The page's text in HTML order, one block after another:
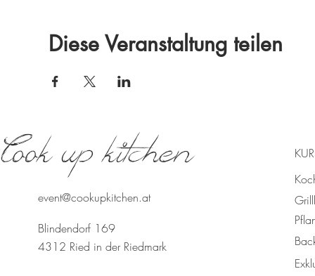
Diese Veranstaltung teilen
Cook up kitchen
event@cookupkitchen.at
Blindendorf 169
4312 Ried in der Riedmark